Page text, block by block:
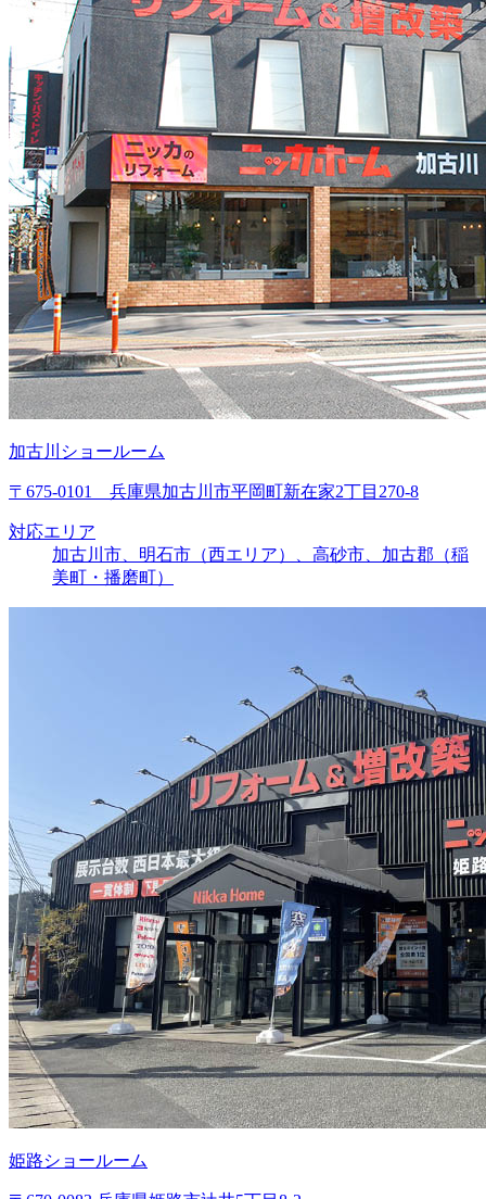
加古川ショールーム
〒675-0101 兵庫県加古川市平岡町新在家2丁目270-8
対応エリア
加古川市、明石市（西エリア）、高砂市、加古郡（稲
美町・播磨町）
姫路ショールーム